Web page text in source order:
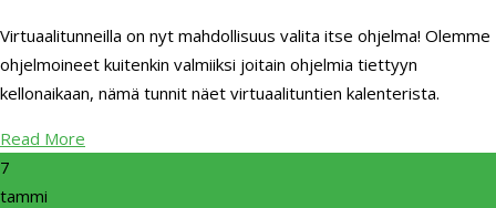
Virtuaalitunneilla on nyt mahdollisuus valita itse ohjelma! Olemme
ohjelmoineet kuitenkin valmiiksi joitain ohjelmia tiettyyn
kellonaikaan, nämä tunnit näet virtuaalituntien kalenterista.
Read More
7
tammi